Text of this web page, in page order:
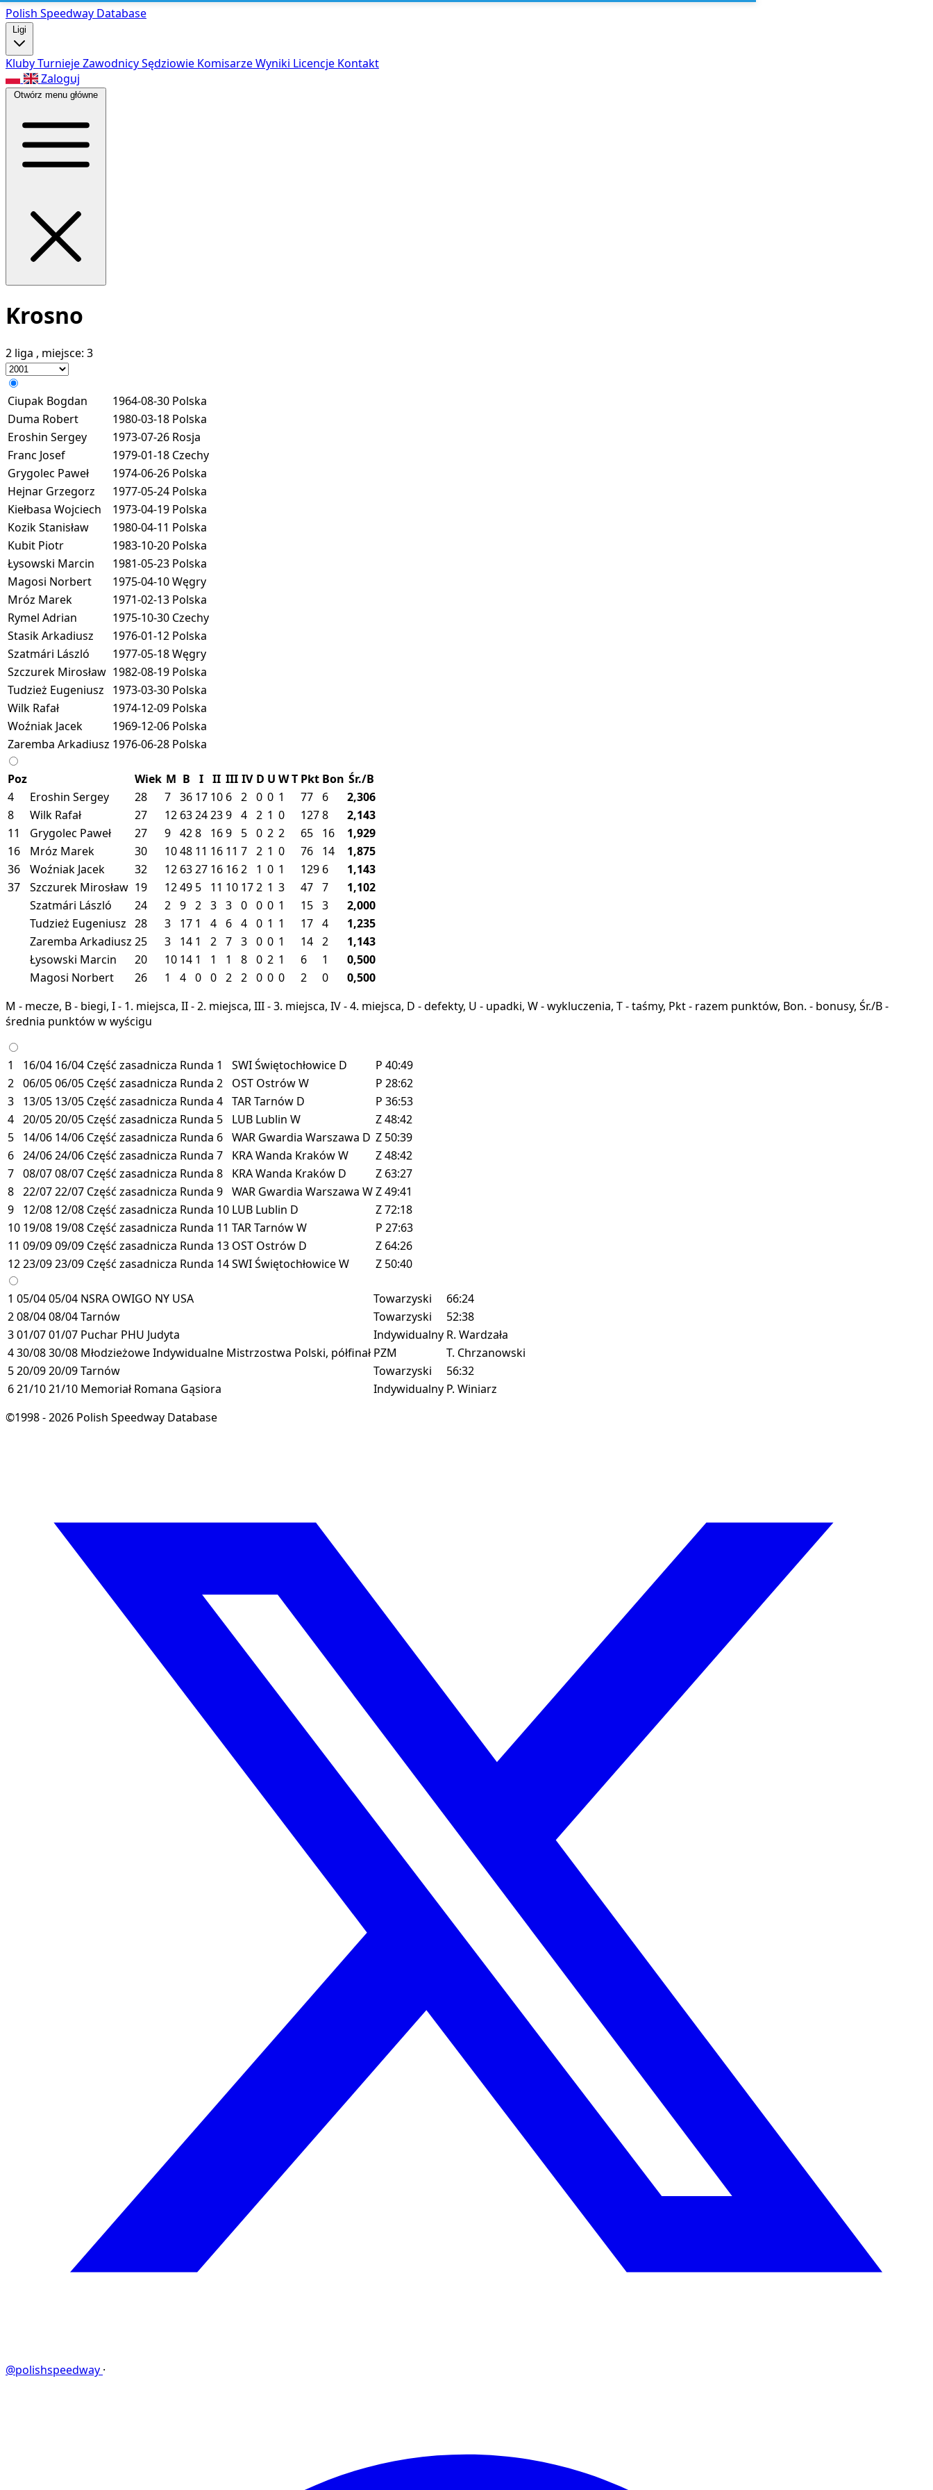
Polish Speedway Database
Ligi
KlubyTurniejeZawodnicySędziowie KomisarzeWyniki Licencje Kontakt
Zaloguj
Otwórz menu główne
Krosno
2 liga , miejsce: 3
Ciupak Bogdan 1964-08-30 Polska
Duma Robert
1980-03-18 Polska
Eroshin Sergey
1973-07-26 Rosja
Franc Josef
1979-01-18 Czechy
Grygolec Paweł
1974-06-26 Polska
Hejnar Grzegorz
1977-05-24 Polska
Kiełbasa Wojciech
1973-04-19 Polska
Kozik Stanisław
1980-04-11 Polska
Kubit Piotr
1983-10-20 Polska
Łysowski Marcin
1981-05-23 Polska
Magosi Norbert
1975-04-10Węgry
Mróz Marek
1971-02-13 Polska
Rymel Adrian
1975-10-30 Czechy
Stasik Arkadiusz
1976-01-12 Polska
Szatmári László
1977-05-18Węgry
Szczurek Mirosław 1982-08-19 Polska
Tudzież Eugeniusz
1973-03-30 Polska
Wilk Rafał
1974-12-09 Polska
Woźniak Jacek
1969-12-06 Polska
Zaremba Arkadiusz 1976-06-28 Polska
Poz Wiek M B I II III IV D U WT Pkt Bon Śr./B
4
Eroshin Sergey 28 7 36 17 10 6 2 0 0 1 77 6
2,306
8
Wilk Rafał 27 12 6324239 4 2 1 0 1278
2,143
11
Grygolec Paweł 27 9 428 169 5 0 2 2 65 16
1,929
16
Mróz Marek 30 1048 11 16 11 7 2 1 0 76 14
1,875
36
Woźniak Jacek 32 12 6327 16 162 1 0 1 129 6
1,143
37
Szczurek Mirosław 19 1249 5 11 10 172 1 3 47 7
1,102
Szatmári László
24 2 9 2 3 3 0 0 0 1 15 3
2,000
Tudzież Eugeniusz 28 3 17 1 4 6 4 0 1 1 17 4
1,235
Zaremba Arkadiusz 25 3 14 1 2 7 3 0 0 1 14 2
1,143
Łysowski Marcin
20 10 14 1 1 1 8 0 2 1 6 1
0,500
Magosi Norbert
26 1 4 0 0 2 2 0 0 0 2 0
0,500
M - mecze, B - biegi, I - 1. miejsca, II - 2. miejsca, III - 3. miejsca, IV - 4. miejsca, D - defekty, U - upadki, W - wykluczenia, T - taśmy, Pkt - razem punktów, Bon. - bonusy, Śr./B -
średnia punktów w wyścigu
1 16/04 16/04 Część zasadnicza Runda 1 SWIŚwiętochłowice D P 40:49
2 06/0506/05 Część zasadnicza Runda 2 OST OstrówW P 28:62
3
13/05 13/05 Część zasadnicza Runda 4 TARTarnów D P 36:53
4 20/0520/05 Część zasadnicza Runda 5 LUB Lublin W Z48:42
5
14/06 14/06 Część zasadnicza Runda 6 WAR Gwardia Warszawa D Z 50:39
6 24/0624/06 Część zasadnicza Runda 7 KRAWanda KrakówW Z48:42
7 08/0708/07 Część zasadnicza Runda 8 KRAWanda Kraków D Z 63:27
8 22/0722/07 Część zasadnicza Runda 9 WAR Gwardia Warszawa WZ49:41
9
12/08 12/08 Część zasadnicza Runda 10 LUB Lublin D Z72:18
10 19/08 19/08 Część zasadnicza Runda 11 TARTarnówW P 27:63
11 09/0909/09 Część zasadnicza Runda 13 OST Ostrów D Z 64:26
1223/0923/09 Część zasadnicza Runda 14SWIŚwiętochłowiceW Z 50:40
1 05/0405/04 NSRA OWIGO NY USA Towarzyski
66:24
208/0408/04Tarnów Towarzyski
52:38
301/0701/07 Puchar PHU Judyta Indywidualny R. Wardzała
430/0830/08 Młodzieżowe Indywidualne Mistrzostwa Polski, półfinał PZM
T. Chrzanowski
520/0920/09Tarnów Towarzyski
56:32
621/1021/10 Memoriał Romana Gąsiora Indywidualny P. Winiarz
©1998 - 2026 Polish Speedway Database
@polishspeedway ·